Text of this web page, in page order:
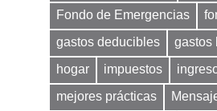
Fondo de Emergencias
gastos deducibles
gastos
hogar
impuestos
mejores prácticas